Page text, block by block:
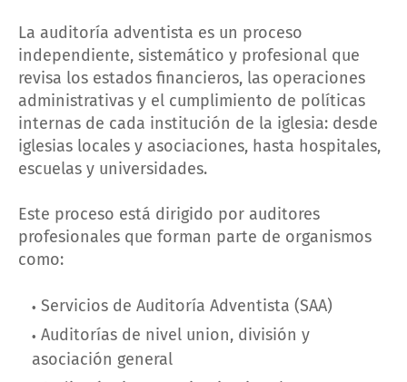
La auditoría adventista es un proceso
independiente, sistemático y profesional que
revisa los estados financieros, las operaciones
administrativas y el cumplimiento de políticas
internas de cada institución de la iglesia: desde
iglesias locales y asociaciones, hasta hospitales,
escuelas y universidades.
Este proceso está dirigido por auditores
profesionales que forman parte de organismos
como:
Servicios de Auditoría Adventista (SAA)
Auditorías de nivel union, división y
asociación general